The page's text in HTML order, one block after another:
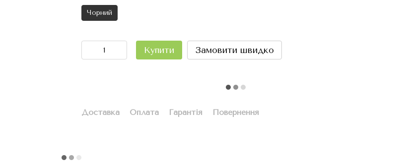
Чорний
Купити Замовити швидко
Доставка Оплата Гарантія Повернення